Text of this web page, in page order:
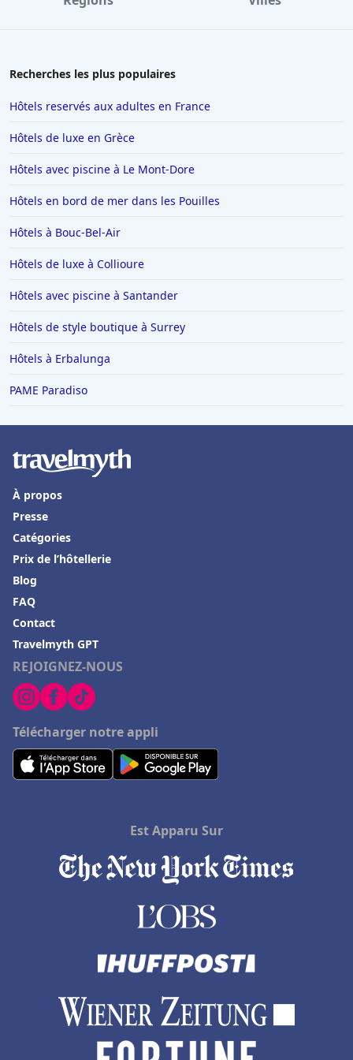
Recherches les plus populaires
Hôtels reservés aux adultes en France
Hôtels de luxe en Grèce
Hôtels avec piscine à Le Mont-Dore
Hôtels en bord de mer dans les Pouilles
Hôtels à Bouc-Bel-Air
Hôtels de luxe à Collioure
Hôtels avec piscine à Santander
Hôtels de style boutique à Surrey
Hôtels à Erbalunga
PAME Paradiso
REJOIGNEZ-NOUS
Télécharger notre appli
À propos
Presse
Catégories
Prix de l’hôtellerie
Blog
FAQ
Contact
Travelmyth GPT
Est Apparu Sur